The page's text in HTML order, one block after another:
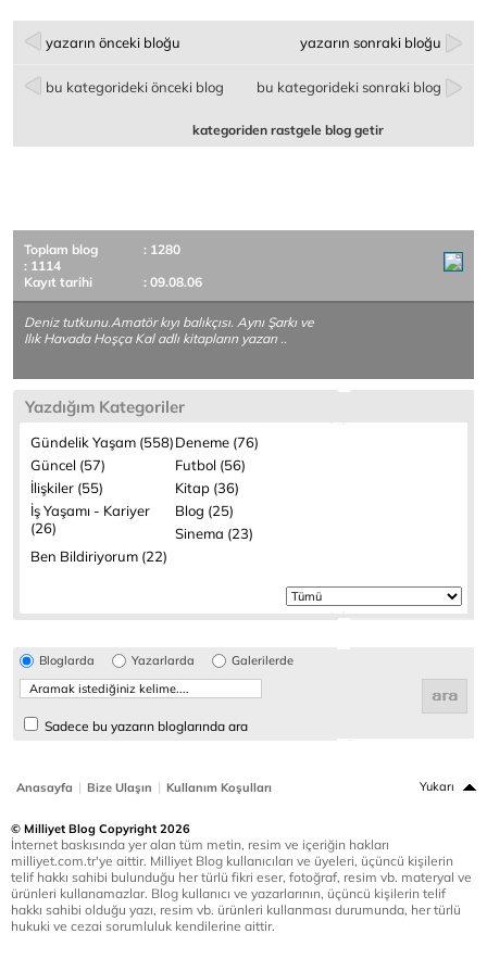
yazarın önceki bloğu yazarın sonraki bloğu
bu kategorideki önceki blog bu kategorideki sonraki blog
kategoriden rastgele blog getir
Toplam blog
: 1280
: 1114
Kayıt tarihi
: 09.08.06
Deniz tutkunu.Amatör kıyı balıkçısı. Aynı Şarkı ve
Ilık Havada Hoşça Kal adlı kitapların yazarı ..
Yazdığım Kategoriler
Gündelik Yaşam (558)Deneme (76)
Güncel (57)
Futbol (56)
İlişkiler (55)
Kitap (36)
İş Yaşamı - Kariyer
(26)
Blog (25)
Sinema (23)
Ben Bildiriyorum (22)
Bloglarda Yazarlarda Galerilerde
Sadece bu yazarın bloglarında ara
Anasayfa | Bize Ulaşın | Kullanım Koşulları Yukarı
© Milliyet Blog Copyright 2026
İnternet baskısında yer alan tüm metin, resim ve içeriğin hakları
milliyet.com.tr'ye aittir. Milliyet Blog kullanıcıları ve üyeleri, üçüncü kişilerin
telif hakkı sahibi bulunduğu her türlü fikri eser, fotoğraf, resim vb. materyal ve
ürünleri kullanamazlar. Blog kullanıcı ve yazarlarının, üçüncü kişilerin telif
hakkı sahibi olduğu yazı, resim vb. ürünleri kullanması durumunda, her türlü
hukuki ve cezai sorumluluk kendilerine aittir.